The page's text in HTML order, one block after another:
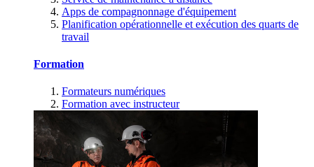
Apps de compagnonnage d'équipement
Planification opérationnelle et exécution des quarts de
travail
Formation
Formateurs numériques
Formation avec instructeur